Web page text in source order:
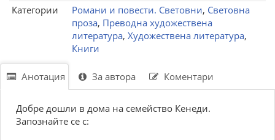
Категории
Романи и повести. Световни, Световна
проза, Преводна художествена
литература, Художествена литература,
Книги
Анотация За автора Коментари
Добре дошли в дома на семейство Кенеди.
Запознайте се с: